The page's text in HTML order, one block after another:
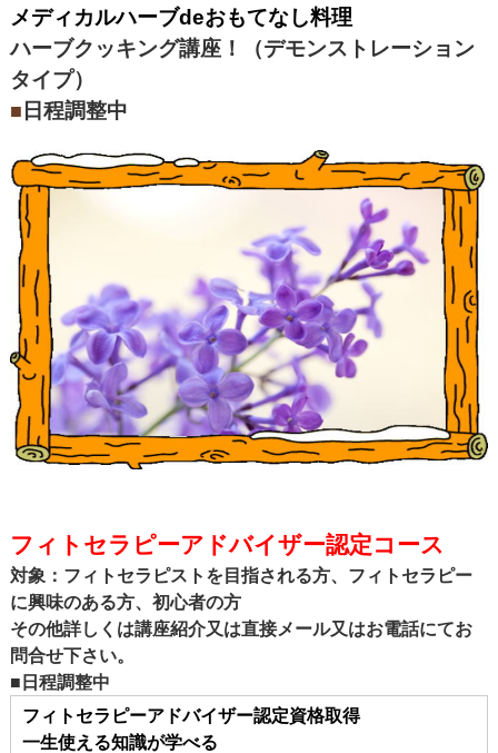
メディカルハーブdeおもてなし料理
ハーブクッキング講座！（デモンストレーション
タイプ）
■ 日程調整中
フィトセラピーアドバイザー認定コース
対象：フィトセラピストを目指される方、フィトセラピー
に興味のある方、初心者の方
その他詳しくは講座紹介又は直接メール又はお電話にてお
問合せ下さい。
■日程調整中
フィトセラピーアドバイザー認定資格取得
一生使える知識が学べる